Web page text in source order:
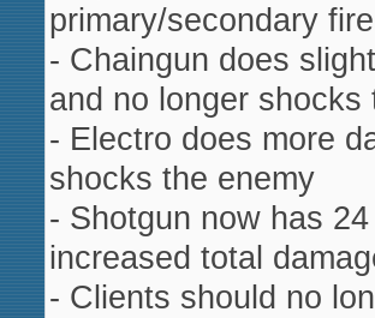
primary/secondary
- Chaingun does
and no longer shocks
- Electro does more
shocks the enemy
- Shotgun now has
increased total
- Clients should no